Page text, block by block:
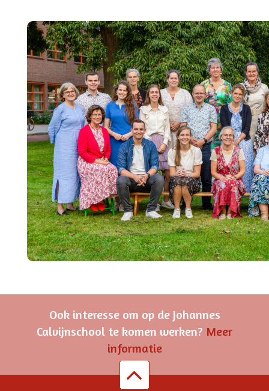
Ook interesse om op de Johannes
Calvijnschool te komen werken? Meer
informatie